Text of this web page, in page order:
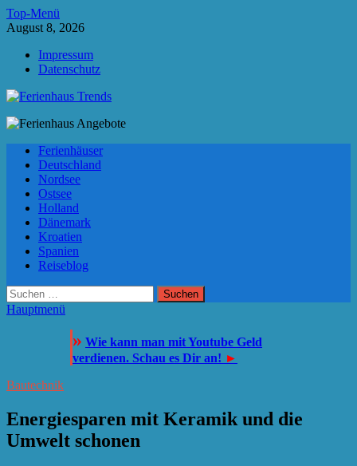
Zum
Inhalt
Top-Menü
August 8, 2026
Impressum
Datenschutz
Ferienhaus Trends
Ferienhäuser
Deutschland
Nordsee
Ostsee
Holland
Dänemark
Kroatien
Spanien
Reiseblog
Suchen
nach:
Hauptmenü
» Wie kann man mit Youtube Geld
verdienen. Schau es Dir an! ►
Bautechnik
Energiesparen mit Keramik und die
Umwelt schonen